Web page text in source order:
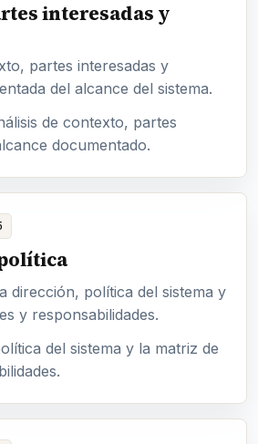
interesadas y
partes interesadas y
del alcance del sistema.
de contexto, partes
documentado.
dirección, política del sistema y
y responsabilidades.
del sistema y la matriz de